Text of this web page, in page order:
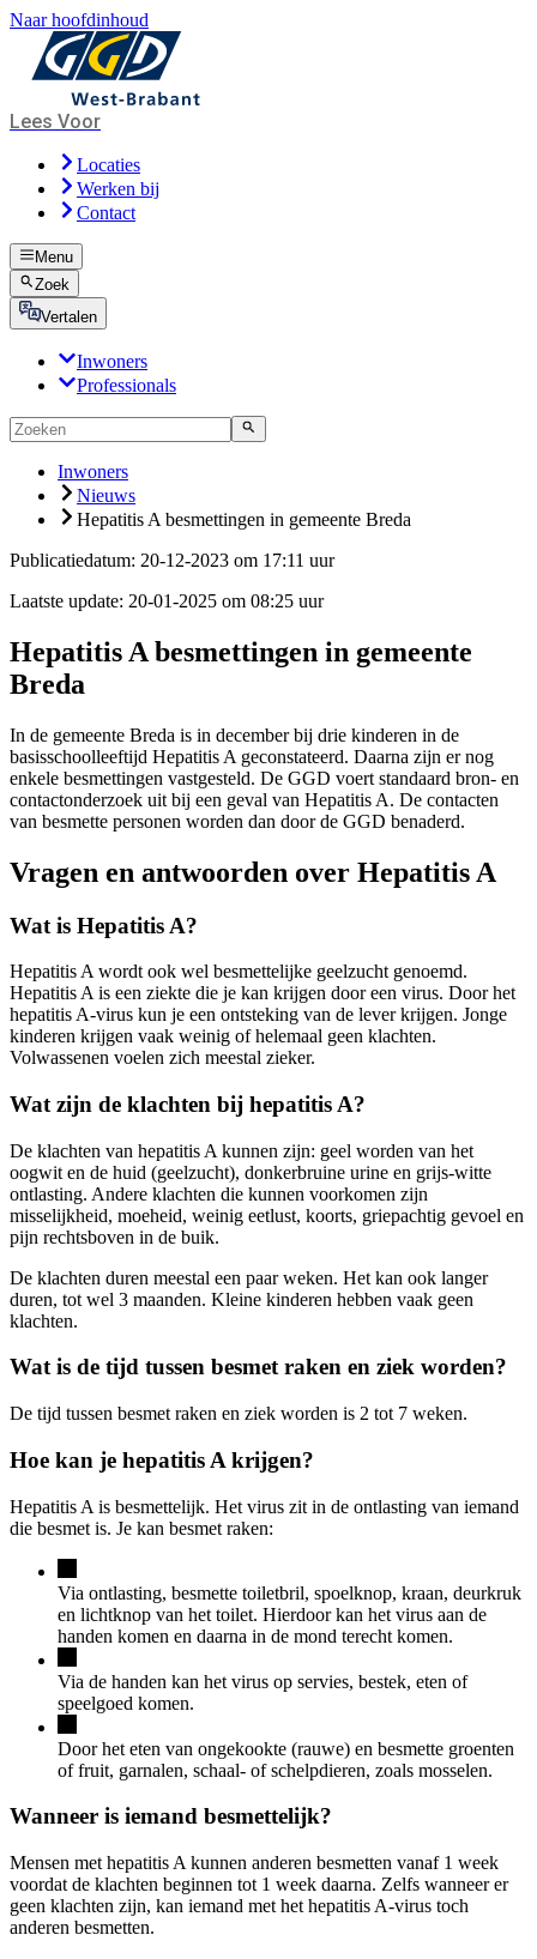
Naar hoofdinhoud
Lees Voor
Locaties
Werken bij
Contact
Menu
Zoek
Vertalen
Inwoners
Professionals
Inwoners
Nieuws
Hepatitis A besmettingen in gemeente Breda
Publicatiedatum: 20-12-2023 om 17:11 uur
Laatste update: 20-01-2025 om 08:25 uur
Hepatitis A besmettingen in gemeente
Breda
In de gemeente Breda is in december bij drie kinderen in de
basisschoolleeftijd Hepatitis A geconstateerd. Daarna zijn er nog
enkele besmettingen vastgesteld. De GGD voert standaard bron- en
contactonderzoek uit bij een geval van Hepatitis A. De contacten
van besmette personen worden dan door de GGD benaderd.
Vragen en antwoorden over Hepatitis A
Wat is Hepatitis A?
Hepatitis A wordt ook wel besmettelijke geelzucht genoemd.
Hepatitis A is een ziekte die je kan krijgen door een virus. Door het
hepatitis A-virus kun je een ontsteking van de lever krijgen. Jonge
kinderen krijgen vaak weinig of helemaal geen klachten.
Volwassenen voelen zich meestal zieker.
Wat zijn de klachten bij hepatitis A?
De klachten van hepatitis A kunnen zijn: geel worden van het
oogwit en de huid (geelzucht), donkerbruine urine en grijs-witte
ontlasting. Andere klachten die kunnen voorkomen zijn
misselijkheid, moeheid, weinig eetlust, koorts, griepachtig gevoel en
pijn rechtsboven in de buik.
De klachten duren meestal een paar weken. Het kan ook langer
duren, tot wel 3 maanden. Kleine kinderen hebben vaak geen
klachten.
Wat is de tijd tussen besmet raken en ziek worden?
De tijd tussen besmet raken en ziek worden is 2 tot 7 weken.
Hoe kan je hepatitis A krijgen?
Hepatitis A is besmettelijk. Het virus zit in de ontlasting van iemand
die besmet is. Je kan besmet raken:
Via ontlasting, besmette toiletbril, spoelknop, kraan, deurkruk
en lichtknop van het toilet. Hierdoor kan het virus aan de
handen komen en daarna in de mond terecht komen.
Via de handen kan het virus op servies, bestek, eten of
speelgoed komen.
Door het eten van ongekookte (rauwe) en besmette groenten
of fruit, garnalen, schaal- of schelpdieren, zoals mosselen.
Wanneer is iemand besmettelijk?
Mensen met hepatitis A kunnen anderen besmetten vanaf 1 week
voordat de klachten beginnen tot 1 week daarna. Zelfs wanneer er
geen klachten zijn, kan iemand met het hepatitis A-virus toch
anderen besmetten.